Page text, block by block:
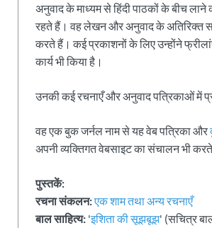
अनुवाद के माध्यम से हिंदी पाठकों के बीच लाने
रहते हैं। वह लेखन और अनुवाद के अतिरिक्त
करते हैं। कई प्रकाशनों के लिए उन्होंने
कार्य भी किया है।
उनकी कई रचनाएँ और अनुवाद पत्रिकाओं में
वह एक बुक जर्नल नाम से यह वेब पत्रिका और
अपनी व्यक्तिगत वेबसाइट का संचालन भी
पुस्तकें:
रचना संकलन:एक शाम तथा अन्य रचनाएँ
बाल साहित्य: 'इशिता की सूझबूझ' (सचित्र